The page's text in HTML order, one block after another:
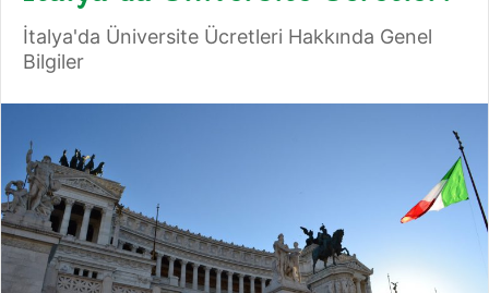
İtalya'da Üniversite Ücretleri Hakkında Genel
Bilgiler